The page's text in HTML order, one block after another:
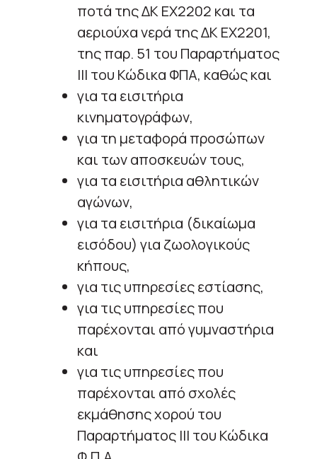
ποτά της ΔΚ ΕΧ2202 και τα
αεριούχα νερά της ΔΚ ΕΧ2201,
της παρ. 51 του Παραρτήματος
ΙΙΙ του Κώδικα ΦΠΑ, καθώς και
για τα εισιτήρια
κινηματογράφων,
για τη μεταφορά προσώπων
και των αποσκευών τους,
για τα εισιτήρια αθλητικών
αγώνων,
για τα εισιτήρια (δικαίωμα
εισόδου) για ζωολογικούς
κήπους,
για τις υπηρεσίες εστίασης,
για τις υπηρεσίες που
παρέχονται από γυμναστήρια
και
για τις υπηρεσίες που
παρέχονται από σχολές
εκμάθησης χορού του
Παραρτήματος ΙΙΙ του Κώδικα